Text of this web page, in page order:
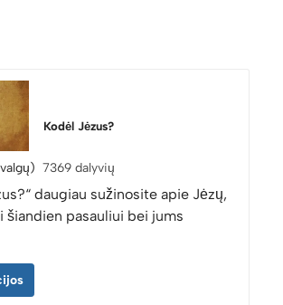
Kodėl Jėzus?
7369 dalyvių
daugiau sužinosite apie Jėzų,
šiandien pasauliui bei jums